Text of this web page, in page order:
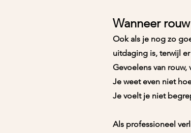
Wanneer
Ook als je nog zo
uitdaging is, terwijl
Gevoelens van
Je weet even niet
Je voelt je niet
Als professioneel